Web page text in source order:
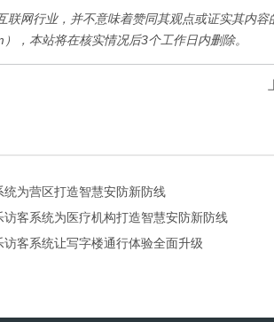
网行业，并不意味着赞同其观点或证实其内容
，本站将在核实情况后3个工作日内删除。
统为营区打造智慧安防新防线
访客系统为医疗机构打造智慧安防新防线
访客系统让写字楼通行体验全面升级